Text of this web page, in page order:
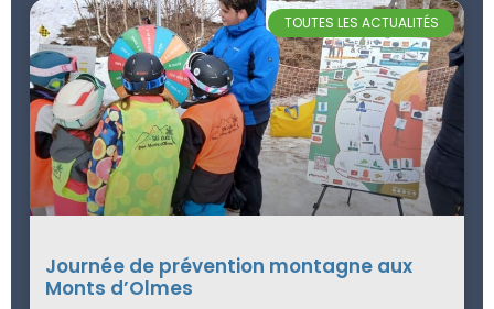
TOUTES LES ACTUALITÉS
Journée de prévention montagne aux
Monts d’Olmes